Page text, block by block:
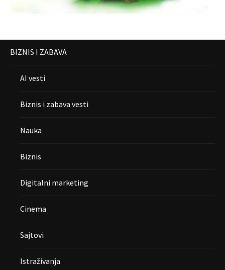
BIZNIS I ZABAVA
AI vesti
Biznis i zabava vesti
Nauka
Biznis
Digitalni marketing
Cinema
Sajtovi
Istraživanja